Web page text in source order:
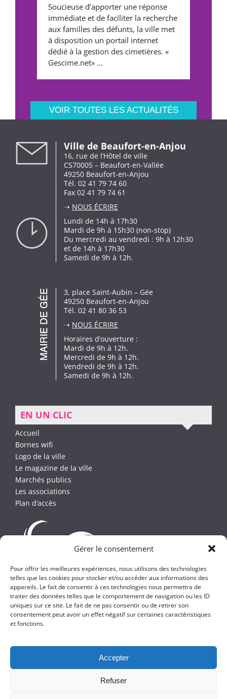
Gérer le consentement
Pour offrir les meilleures expériences, nous utilisons des technologies
telles que les cookies pour stocker et/ou accéder aux informations des
appareils. Le fait de consentir à ces technologies nous permettra de
traiter des données telles que le comportement de navigation ou les ID
uniques sur ce site. Le fait de ne pas consentir ou de retirer son
consentement peut avoir un effet négatif sur certaines caractéristiques
et fonctions.
Accepter
Refuser
Soucieuse d’apporter une réponse
immédiate et de faciliter la recherche
aux familles des défunts, la ville met
à disposition un portail internet
dédié à la gestion des cimetières. «
Gescime.net» ...
VOIR TOUTES LES ACTUALITÉS
Ville de Beaufort-en-Anjou
16, rue de l’Hôtel de ville
CS70005 – Beaufort-en-Vallée
49250 Beaufort-en-Anjou
Tél. 02 41 79 74 60
Fax 02 41 79 74 61
➝ NOUS ÉCRIRE
Lundi de 14h à 17h30
Mardi de 9h à 15h30 (non-stop)
Du mercredi au vendredi : 9h à 12h30
et de 14h à 17h30
Samedi de 9h à 12h.
3, place Saint-Aubin – Gée
49250 Beaufort-en-Anjou
Tél. 02 41 80 36 53
➝ NOUS ÉCRIRE
Horaires d’ouverture :
Mardi de 9h à 12h.
Mercredi de 9h à 12h.
Vendredi de 9h à 12h.
Samedi de 9h à 12h.
EN UN CLIC
Accueil
Bornes wifi
Logo de la ville
Le magazine de la ville
Marchés publics
Les associations
Plan d’accès
2026 -Ville de Beaufort-en-Anjou
Mentions légales et crédits